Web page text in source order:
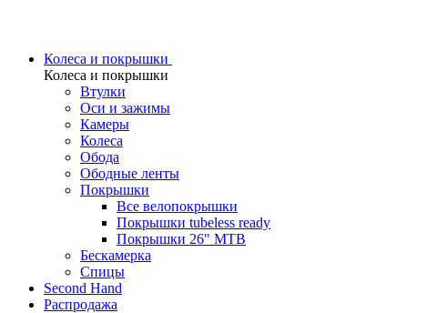
Колеса и покрышки
Колеса и покрышки
Втулки
Оси и зажимы
Камеры
Колeса
Обода
Ободные ленты
Покрышки
Все велопокрышки
Покрышки tubeless ready
Покрышки 26" MTB
Бескамерка
Спицы
Second Hand
Распродажа